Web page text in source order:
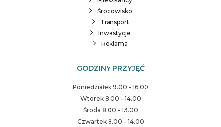
Środowisko
Transport
Inwestycje
Reklama
GODZINY PRZYJĘĆ
Poniedziałek 9.00 - 16.00
Wtorek 8.00 - 14.00
Środa 8.00 - 13.00
Czwartek 8.00 - 14.00